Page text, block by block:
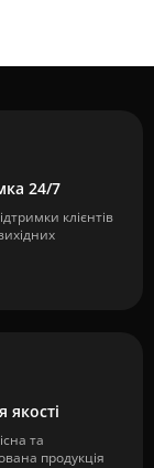
24/7
клієнтів
якості
та
продукція